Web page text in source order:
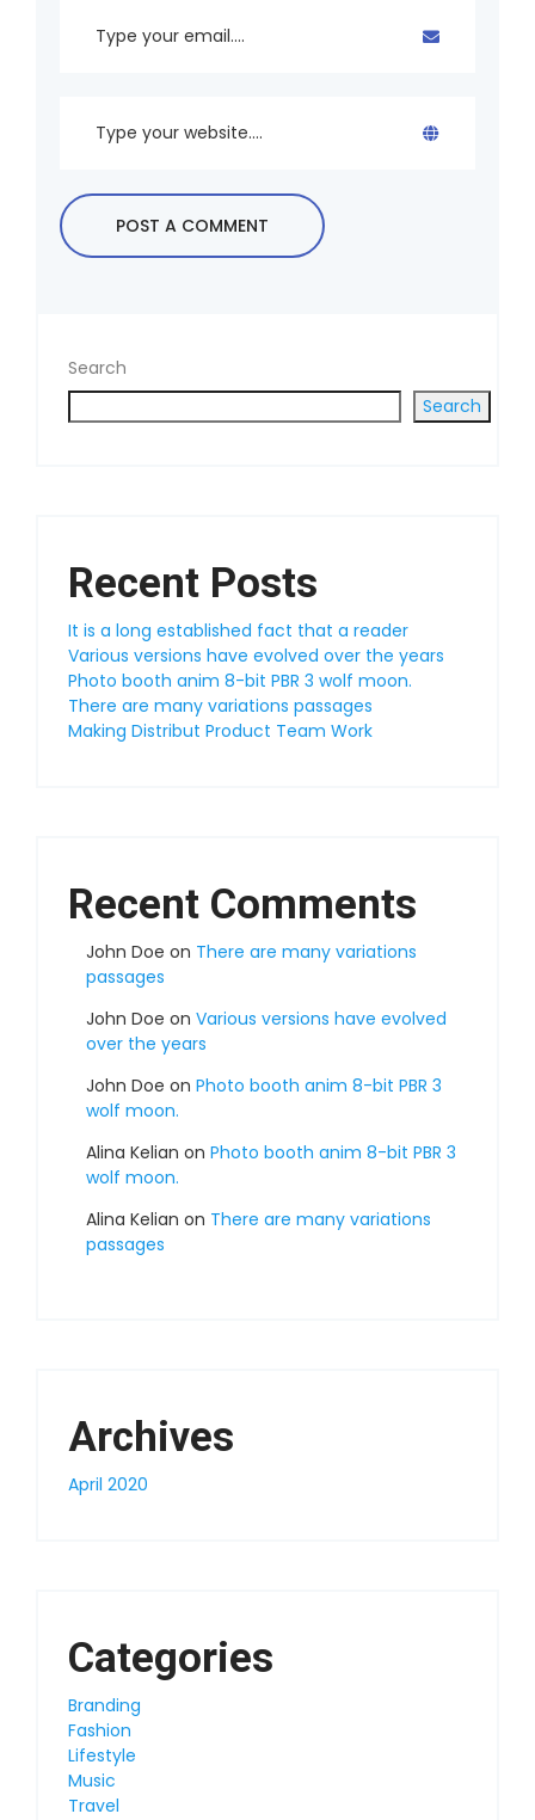
Search
Search
Recent Posts
It is a long established fact that a reader
Various versions have evolved over the years
Photo booth anim 8-bit PBR 3 wolf moon.
There are many variations passages
Making Distribut Product Team Work
Recent Comments
John Doe on There are many variations
passages
John Doe on Various versions have evolved
over the years
John Doe on Photo booth anim 8-bit PBR 3
wolf moon.
Alina Kelian on Photo booth anim 8-bit PBR 3
wolf moon.
Alina Kelian on There are many variations
passages
Archives
April 2020
Categories
Branding
Fashion
Lifestyle
Music
Travel